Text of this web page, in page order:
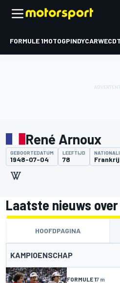
FORMULE 1MOTOGPINDYCARWEC
René Arnoux
GEBOORTEDATUM
1948-07-04
LEEFTIJD
78
Laatste nieuws
HOOFDPAGINA
KAMPIOENSCHAP
FORMULE 17 m